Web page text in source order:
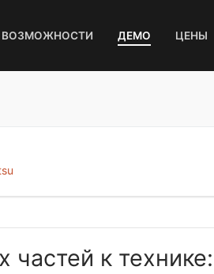
ВОЗМОЖНОСТИ ДЕМО ЦЕНЫ
частей к